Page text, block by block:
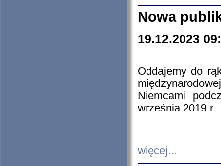
Nowa
19.12.2023
Oddajemy do
Niemcami
września 2019 r.
więcej...